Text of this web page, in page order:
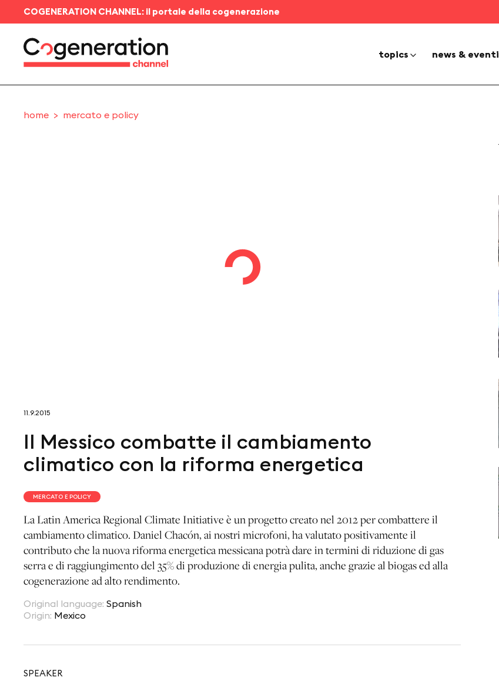
COGENERATION CHANNEL: il portale della cogenerazione
topics news & eventi
home mercato e policy
11.9.2015
Il Messico combatte il cambiamento
climatico con la riforma energetica
MERCATO E POLICY
La Latin America Regional Climate Initiative è un progetto creato nel 2012 per combattere il
cambiamento climatico. Daniel Chacón, ai nostri microfoni, ha valutato positivamente il
contributo che la nuova riforma energetica messicana potrà dare in termini di riduzione di gas
serra e di raggiungimento del 35% di produzione di energia pulita, anche grazie al biogas ed alla
cogenerazione ad alto rendimento.
Original language: Spanish
Origin: Mexico
SPEAKER